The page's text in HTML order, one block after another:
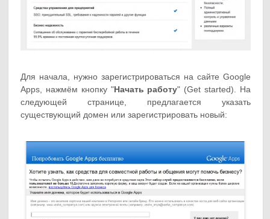
Для начала, нужно зарегистрироваться на сайте Google
Apps, нажмём кнопку "Начать работу" (Get started). На
следующей странице, предлагается указать
существующий домен или зарегистрировать новый: